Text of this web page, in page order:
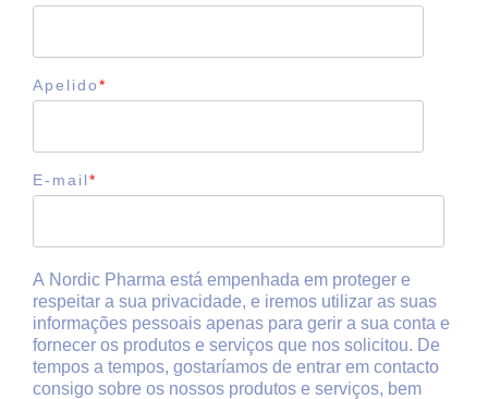
Apelido*
E-mail*
A Nordic Pharma está empenhada em proteger e
respeitar a sua privacidade, e iremos utilizar as suas
informações pessoais apenas para gerir a sua conta e
fornecer os produtos e serviços que nos solicitou. De
tempos a tempos, gostaríamos de entrar em contacto
consigo sobre os nossos produtos e serviços, bem